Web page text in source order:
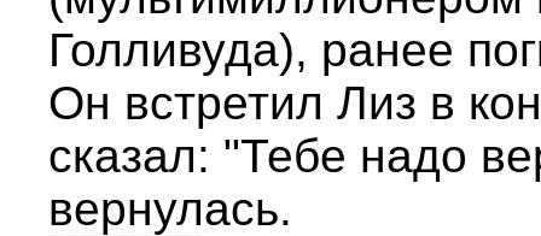
Голливуда), ранее
Он встретил Лиз в
сказал: "Тебе надо
вернулась.